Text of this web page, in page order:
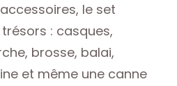
le set
: casques,
brosse, balai,
et même une canne